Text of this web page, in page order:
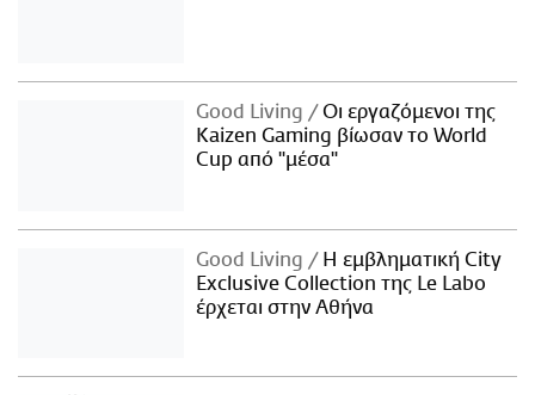
Good Living
Οι εργαζόμενοι της
Kaizen Gaming βίωσαν το World
Cup από "μέσα"
Good Living
Η εμβληματική City
Exclusive Collection της Le Labo
έρχεται στην Αθήνα